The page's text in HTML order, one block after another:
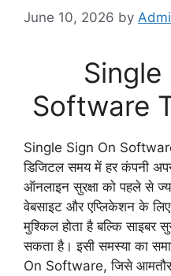
June 10, 2026 by
Single
Software
Single Sign On
डिजिटल समय में हर कंपनी
ऑनलाइन सुरक्षा को पहले से
वेबसाइट और एप्लिकेशन के
मुश्किल होता है बल्कि साइबर
सकता है। इसी समस्या का
On Software, जिसे